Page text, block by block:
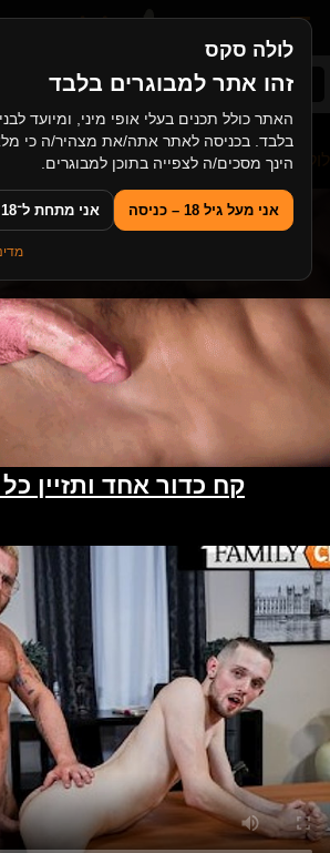
לולה סקס
זהו אתר למבוגרים בלבד
הינך מסכים/ה לצפייה בתוכן למבוגרים.
אני מעל גיל 18 – כניסה אני מתחת ל־18 – יציאה
סקס ישראלי אמריקאיות
לולה סקס>גייז> אבא חורג בן גיי חסר ניסיון